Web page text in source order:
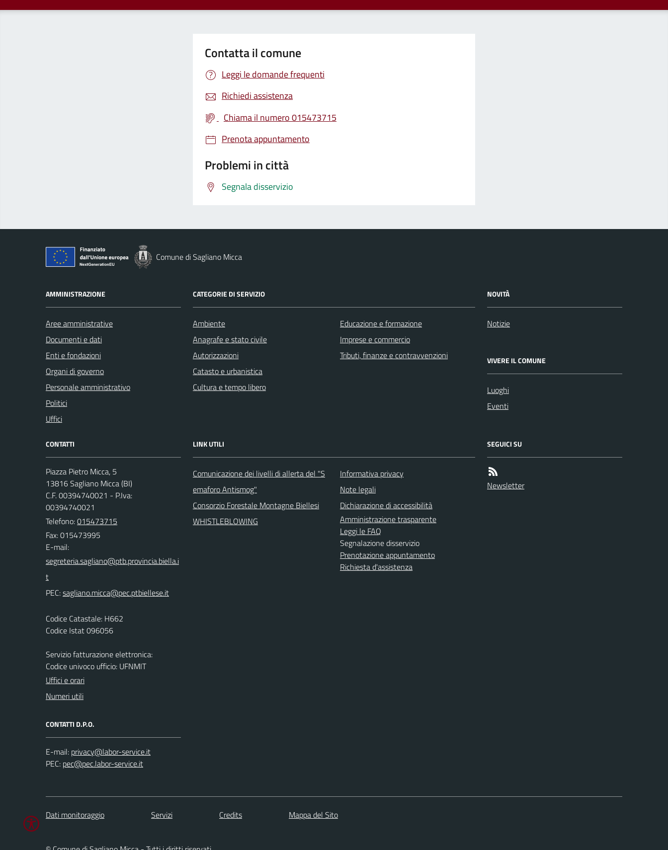
Contatta il comune
Leggi le domande frequenti
Richiedi assistenza
Chiama il numero 015473715
Prenota appuntamento
Problemi in città
Segnala disservizio
Comune di Sagliano Micca
AMMINISTRAZIONE
Aree amministrative
Documenti e dati
Enti e fondazioni
Organi di governo
Personale amministrativo
Politici
Uffici
CATEGORIE DI SERVIZIO
Ambiente
Anagrafe e stato civile
Autorizzazioni
Catasto e urbanistica
Cultura e tempo libero
Educazione e formazione
Imprese e commercio
Tributi, finanze e contravvenzioni
NOVITÀ
Notizie
VIVERE IL COMUNE
Luoghi
Eventi
CONTATTI
Piazza Pietro Micca, 5
13816 Sagliano Micca (BI)
C.F. 00394740021 - P.Iva:
00394740021
Telefono:015473715
Fax: 015473995
E-mail:
PEC:
Codice Catastale: H662
Codice Istat 096056
Servizio fatturazione elettronica:
Codice univoco ufficio: UFNMIT
Uffici e orari
Numeri utili
CONTATTI D.P.O.
E-mail:
PEC:
LINK UTILI
Comunicazione dei livelli di allerta del "S
emaforo Antismog"
Consorzio Forestale Montagne Biellesi
WHISTLEBLOWING
Informativa privacy
Note legali
Dichiarazione di accessibilità
Amministrazione trasparente
Leggi le FAQ
Segnalazione disservizio
Prenotazione appuntamento
Richiesta d'assistenza
SEGUICI SU
Newsletter
Dati monitoraggio Servizi Credits Mappa del Sito